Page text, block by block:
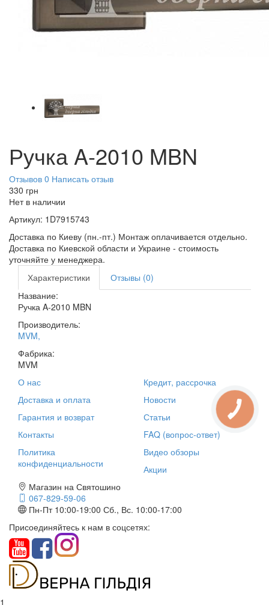
Ручка A-2010 MBN
Отзывов 0 Написать отзыв
330 грн
Нет в наличии
Артикул: 1D7915743
Доставка по Киеву (пн.-пт.) Монтаж оплачивается отдельно.
Доставка по Киевской области и Украине - стоимость
уточняйте у менеджера.
Характеристики
Отзывы (0)
Название:
Ручка A-2010 MBN
Производитель:
MVM,
Фабрика:
MVM
О нас
Доставка и оплата
Гарантия и возврат
Контакты
Политика
конфиденциальности
Кредит, рассрочка
Новости
Статьи
FAQ (вопрос-ответ)
Видео обзоры
Акции
Магазин на Святошино
067-829-59-06
Пн-Пт 10:00-19:00 Сб., Вс. 10:00-17:00
Присоединяйтесь к нам в соцсетях:
1